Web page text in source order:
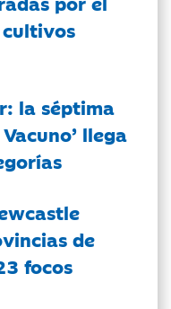
la séptima
llega
de
focos